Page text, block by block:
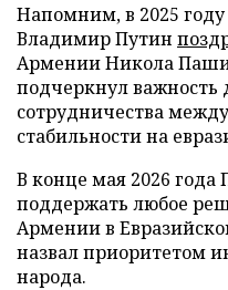
Напомним, в 2025
Владимир Путин
Армении Никола
подчеркнул важность
сотрудничества
стабильности на
В конце мая 2026 года
поддержать любое
Армении в
назвал приоритетом
народа.